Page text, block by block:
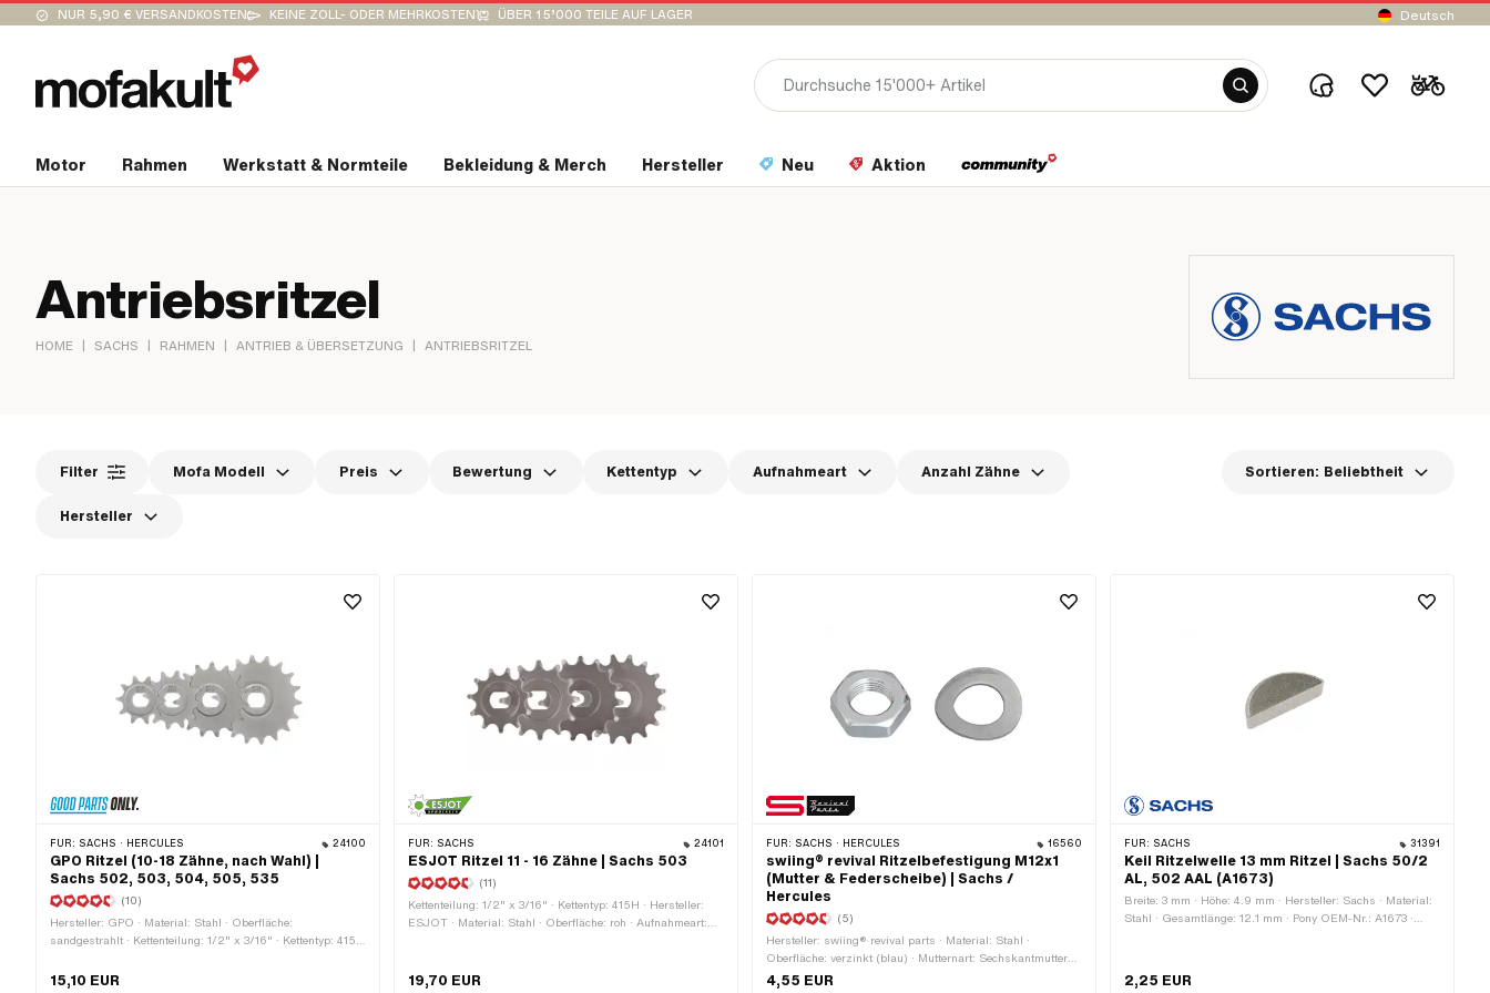
NUR 5,90 € VERSANDKOSTEN KEINE ZOLL- ODER MEHRKOSTEN ÜBER 15’000 TEILE AUF LAGER Deutsch
Motor Rahmen Werkstatt & Normteile Bekleidung & Merch Hersteller Neu Aktion
Antriebsritzel
HOME | SACHS | RAHMEN | ANTRIEB & ÜBERSETZUNG | ANTRIEBSRITZEL
Filter Mofa Modell Preis Bewertung Kettentyp Aufnahmeart Anzahl Zähne
Hersteller
Sortieren: Beliebtheit
FÜR: SACHS · HERCULES 24100
GPO Ritzel (10-18 Zähne, nach Wahl) |
Sachs 502, 503, 504, 505, 535
(10)
Hersteller: GPO · Material: Stahl · Oberfläche:
sandgestrahlt · Kettenteilung: 1/2" x 3/16" · Kettentyp: 415H
Zähne: 12 Stk. · Anzahl Zähne: 13 Stk. · Anzahl Zähne: 14
15,10 EUR
FÜR: SACHS 24101
ESJOT Ritzel 11 - 16 Zähne | Sachs 503
(11)
Kettenteilung: 1/2" x 3/16" · Kettentyp: 415H · Hersteller:
ESJOT · Material: Stahl · Oberfläche: roh · Aufnahmeart:
Anzahl Zähne: 15 Stk. · Anzahl Zähne: 16 Stk.
19,70 EUR
FÜR: SACHS · HERCULES 16560
swiing® revival Ritzelbefestigung M12x1
(Mutter & Federscheibe) | Sachs /
Hercules
(5)
Hersteller: swiing® revival parts · Material: Stahl ·
Oberfläche: verzinkt (blau) · Mutternart: Sechskantmutter
0.5D · Nenndurchmesser (Gewinde): 12 mm · Höhe: 5 mm
4,55 EUR
FÜR: SACHS 31391
Keil Ritzelwelle 13 mm Ritzel | Sachs 50/2
AL, 502 AAL (A1673)
Breite: 3 mm · Höhe: 4.9 mm · Hersteller: Sachs · Material:
Stahl · Gesamtlänge: 12.1 mm · Pony OEM-Nr.: A1673 ·
2,25 EUR